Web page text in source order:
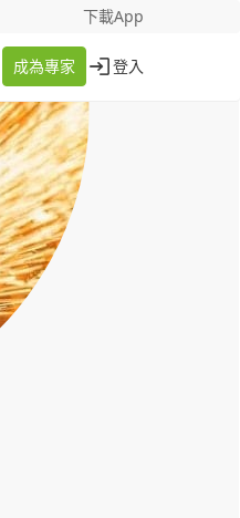
下載App
成為專家 登入
成為專家
登入